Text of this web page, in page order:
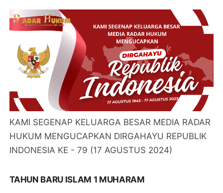
KAMI SEGENAP KELUARGA BESAR MEDIA RADAR
HUKUM MENGUCAPKAN DIRGAHAYU REPUBLIK
INDONESIA KE - 79 (17 AGUSTUS 2024)
TAHUN BARU ISLAM 1 MUHARAM